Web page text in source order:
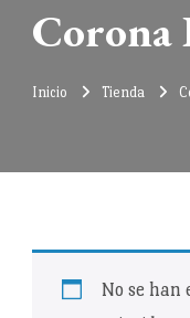
Corona
Inicio Tienda
No se han